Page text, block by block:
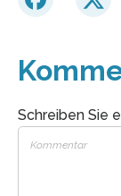
Schreiben Sie